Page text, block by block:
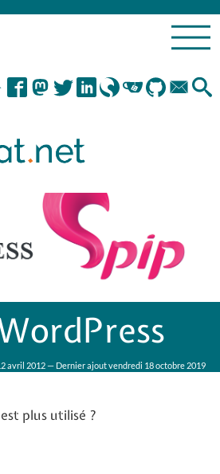
avril 2012 — Dernier ajout vendredi 18 octobre 2019
plus utilisé ?